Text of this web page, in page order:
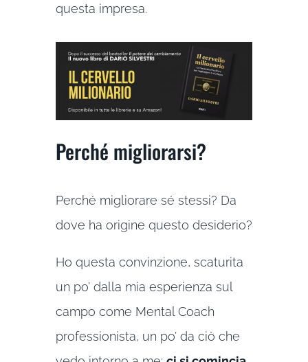
questa impresa.
Perché migliorarsi?
Perché migliorare sé stessi? Da
dove ha origine questo desiderio?
Ho questa convinzione, scaturita
un po’ dalla mia esperienza sul
campo come Mental Coach
professionista, un po’ da ciò che